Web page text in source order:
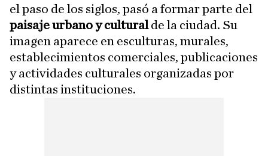
el paso de los siglos, pasó a formar parte del
paisaje urbano y culturalde la ciudad. Su
imagen aparece en esculturas, murales,
establecimientos comerciales, publicaciones
y actividades culturales organizadas por
distintas instituciones.